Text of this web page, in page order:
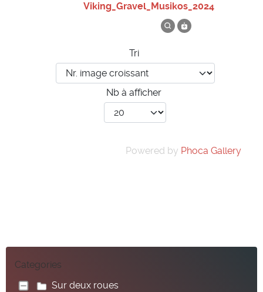
Viking_Gravel_Musikos_2024
Tri
Nb à afficher
Powered by Phoca Gallery
Categories
Sur deux roues